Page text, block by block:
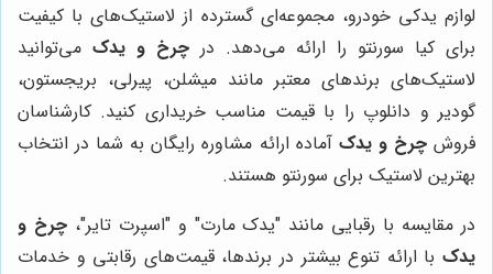
لوازم یدکی خودرو، مجموعه‌ای گسترده از لاستیک‌های با کیفیت
برای کیا سورنتو را ارائه می‌دهد. در چرخ و یدک می‌توانید
لاستیک‌های برندهای معتبر مانند میشلن، پیرلی، بریجستون،
گودیر و دانلوپ را با قیمت مناسب خریداری کنید. کارشناسان
فروشچرخ و یدک آماده ارائه مشاوره رایگان به شما در انتخاب
بهترین لاستیک برای سورنتو هستند.
در مقایسه با رقبایی مانند "یدک مارت" و "اسپرت تایر"،چرخ و
یدک با ارائه تنوع بیشتر در برندها، قیمت‌های رقابتی و خدمات